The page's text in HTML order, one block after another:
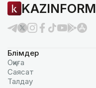
KAZINFORM
Бөлімдер
Оқиға
Саясат
Талдау